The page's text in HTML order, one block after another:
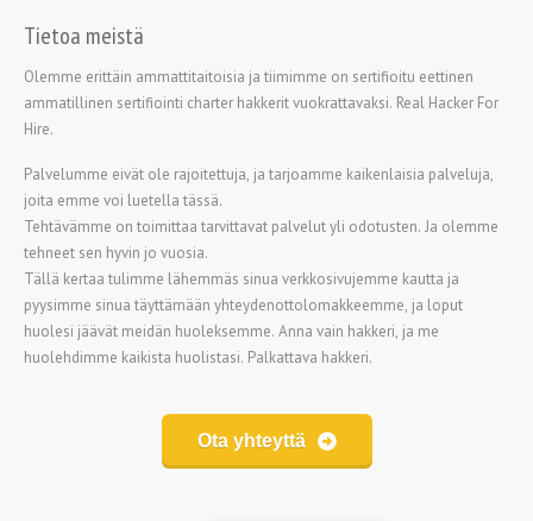
Tietoa meistä
Olemme erittäin ammattitaitoisia ja tiimimme on sertifioitu eettinen
ammatillinen sertifiointi charter hakkerit vuokrattavaksi. Real Hacker For
Hire.
Palvelumme eivät ole rajoitettuja, ja tarjoamme kaikenlaisia palveluja,
joita emme voi luetella tässä.
Tehtävämme on toimittaa tarvittavat palvelut yli odotusten. Ja olemme
tehneet sen hyvin jo vuosia.
Tällä kertaa tulimme lähemmäs sinua verkkosivujemme kautta ja
pyysimme sinua täyttämään yhteydenottolomakkeemme, ja loput
huolesi jäävät meidän huoleksemme. Anna vain hakkeri, ja me
huolehdimme kaikista huolistasi. Palkattava hakkeri.
Ota yhteyttä